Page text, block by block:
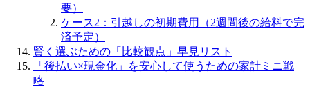
要）
ケース2：引越しの初期費用（2週間後の給料で完
済予定）
賢く選ぶための「比較観点」早見リスト
「後払い×現金化」を安心して使うための家計ミニ戦
略